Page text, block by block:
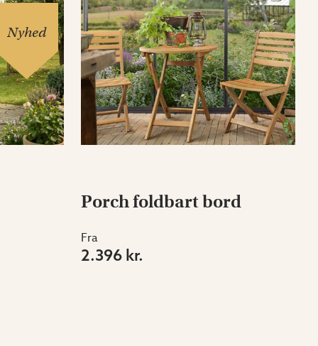
Nyhed
Porch foldbart bord
Fra
2.396 kr.